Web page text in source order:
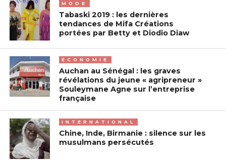
MODE
Tabaski 2019 : les dernières
tendances de Mifa Créations
portées par Betty et Diodio Diaw
ECONOMIE
Auchan au Sénégal : les graves
révélations du jeune « agripreneur »
Souleymane Agne sur l’entreprise
française
INTERNATIONAL
Chine, Inde, Birmanie : silence sur les
musulmans persécutés